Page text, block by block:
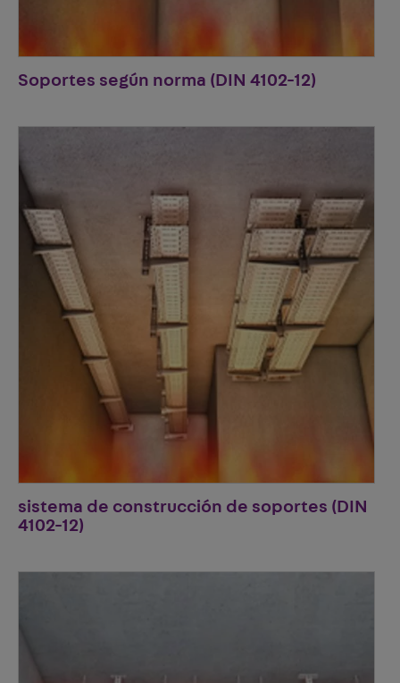
Soportes según norma (DIN 4102-12)
sistema de construcción de soportes (DIN
4102-12)